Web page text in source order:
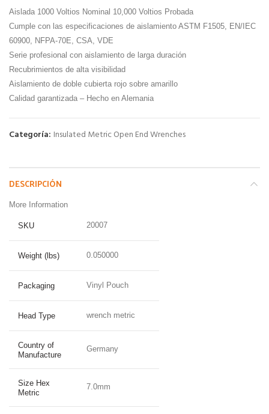
Aislada 1000 Voltios Nominal 10,000 Voltios Probada
Cumple con las especificaciones de aislamiento ASTM F1505, EN/IEC
60900, NFPA-70E, CSA, VDE
Serie profesional con aislamiento de larga duración
Recubrimientos de alta visibilidad
Aislamiento de doble cubierta rojo sobre amarillo
Calidad garantizada – Hecho en Alemania
Categoría: Insulated Metric Open End Wrenches
DESCRIPCIÓN
More Information
SKU 20007
Weight (lbs) 0.050000
Packaging Vinyl Pouch
Head Type wrench metric
Country of
Manufacture
Germany
Size Hex
Metric
7.0mm